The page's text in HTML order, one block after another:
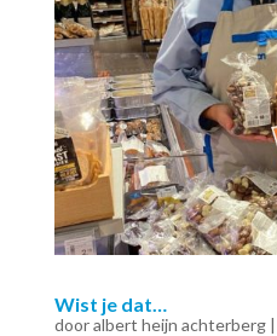
Wist je dat…
dooralbert heijn achterberg|